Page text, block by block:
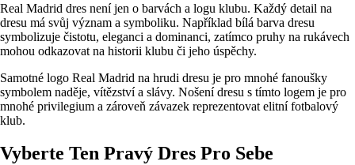
Real Madrid dres není jen o barvách a logu klubu. Každý detail na
dresu má svůj význam a symboliku. Například bílá barva dresu
symbolizuje čistotu, eleganci a dominanci, zatímco pruhy na rukávech
mohou odkazovat na historii klubu či jeho úspěchy.
Samotné logo Real Madrid na hrudi dresu je pro mnohé fanoušky
symbolem naděje, vítězství a slávy. Nošení dresu s tímto logem je pro
mnohé privilegium a zároveň závazek reprezentovat elitní fotbalový
klub.
Vyberte Ten Pravý Dres Pro Sebe